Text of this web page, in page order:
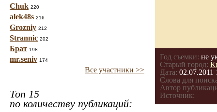
Chuk 220
alek48s 216
Grozniy 212
Strannic 202
Брат 198
mr.seniv 174
Все участники >>
Топ 15
по количеству публикаций:
Год съемки: не
Старый город:
Дата: 02.07.2011
Слова для
Автор
Источник: